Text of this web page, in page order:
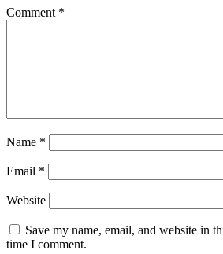
Comment *
Name *
Email *
Website
Save my name, email, and website in
time I comment.